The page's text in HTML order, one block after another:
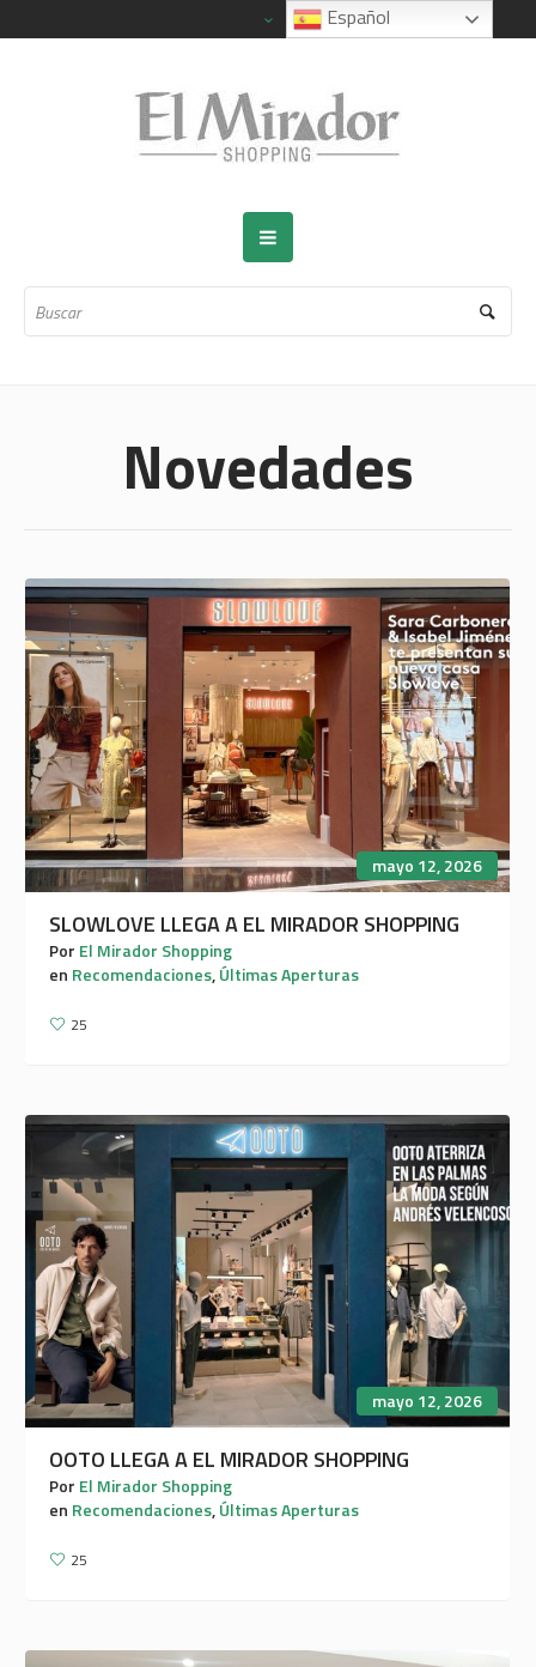
Novedades
mayo 12, 2026
SLOWLOVE LLEGA A EL MIRADOR SHOPPING
Por El Mirador Shopping
en Recomendaciones,Últimas Aperturas
25
mayo 12, 2026
OOTO LLEGA A EL MIRADOR SHOPPING
Por El Mirador Shopping
en Recomendaciones,Últimas Aperturas
25
Español